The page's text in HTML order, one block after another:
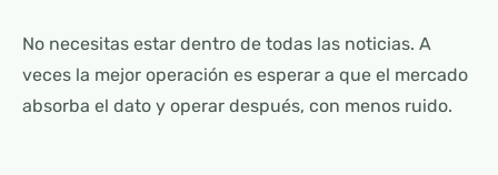
No necesitas estar dentro de todas las noticias. A
veces la mejor operación es esperar a que el mercado
absorba el dato y operar después, con menos ruido.